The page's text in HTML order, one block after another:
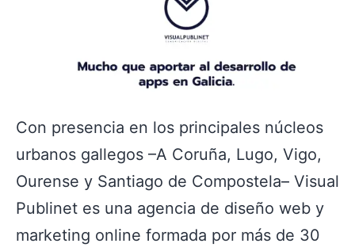
Con presencia en los principales núcleos
urbanos gallegos –A Coruña, Lugo, Vigo,
Ourense y Santiago de Compostela– Visual
Publinet es una agencia de diseño web y
marketing online formada por más de 30